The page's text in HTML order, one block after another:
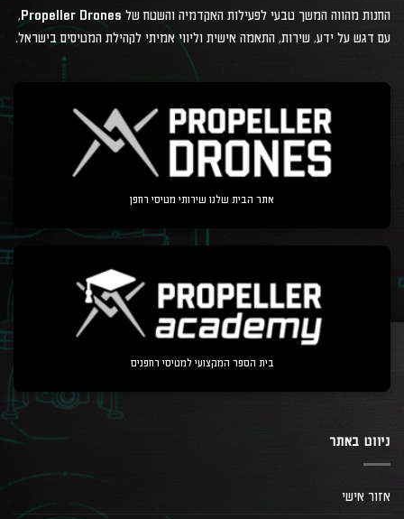
החנות מהווה המשך טבעי לפעילות האקדמיה והשטח של Propeller Drones,
עם דגש על ידע, שירות, התאמה אישית וליווי אמיתי לקהילת המטיסים בישראל.
אתר הבית שלנו שירותי מטיסי רחפן
בית הספר המקצועי למטיסי רחפנים
ניווט באתר
אזור אישי